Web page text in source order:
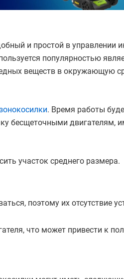
и простой в управлении
популярностью
веществ в окружающую
. Время работы
бесщеточными
участок среднего размера.
поэтому их отсутствие
что может привести к